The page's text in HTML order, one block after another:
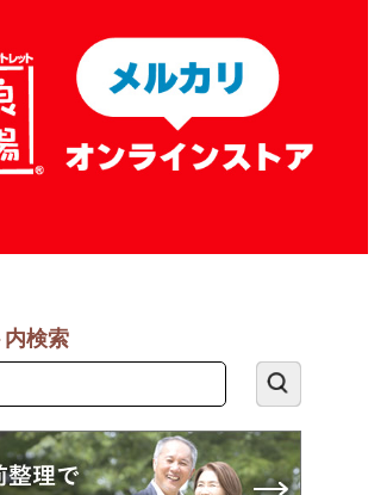
検索